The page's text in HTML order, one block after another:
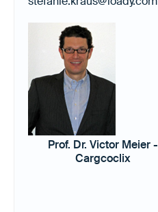
Prof. Dr. Victor Meier -
Cargcoclix